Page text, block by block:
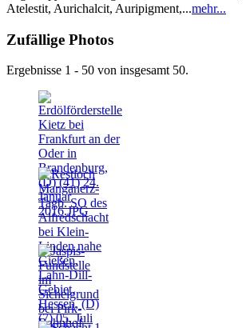
Atelestit, Aurichalcit, Auripigment,...mehr...
Zufällige Photos
Ergebnisse 1 - 50 von insgesamt 50.